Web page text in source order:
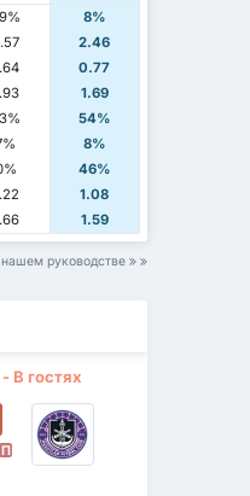
8%
2.46
0.77
1.69
54%
8%
46%
1.08
1.59
нашем руководстве
В гостях
П